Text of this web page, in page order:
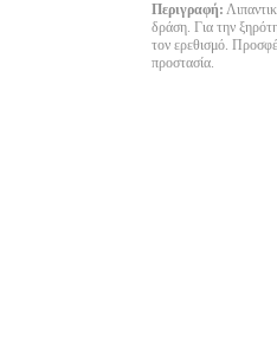
Περιγραφή:
δράση. Για την
τον ερεθισμό.
προστασία.